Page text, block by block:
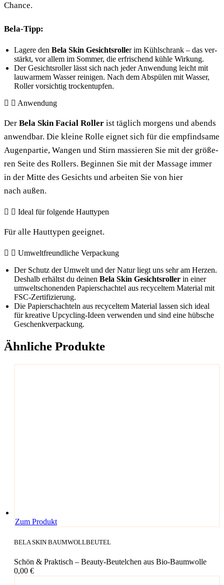
Chance.
Bela-Tipp:
Lage­re den Bela Skin Gesichts­rol­ler im Kühl­schrank – das ver­
stärkt, vor allem im Som­mer, die erfri­schend küh­le Wirkung.
Der Gesichts­rol­ler lässt sich nach jeder Anwen­dung leicht mit
lau­war­mem Was­ser rei­ni­gen. Nach dem Abspü­len mit Was­ser,
Rol­ler vor­sich­tig trockentupfen.
Anwen­dung
Der Bela Skin Facial Rol­ler ist täg­lich mor­gens und abends
anwend­bar. Die klei­ne Rol­le eig­net sich für die emp­find­sa­me
Augen­par­tie, Wan­gen und Stirn mas­sie­ren Sie mit der grö­ße­
ren Sei­te des Rol­lers. Begin­nen Sie mit der Mas­sa­ge immer
in der Mit­te des Gesichts und arbei­ten Sie von hier
nach außen.
Ide­al für fol­gen­de Hauttypen
Für alle Haut­ty­pen geeignet.
Umwelt­freund­li­che Verpackung
Der Schutz der Umwelt und der Natur liegt uns sehr am Her­zen.
Des­halb erhältst du dei­nen Bela Skin Gesichts­rol­ler in einer
umwelt­scho­nen­den Papier­schach­tel aus recy­cel­tem Mate­ri­al mit
FSC-Zertifizierung.
Die Papier­schach­teln aus recy­cel­tem Mate­ri­al las­sen sich ide­al
für krea­ti­ve Upcy­cling-Ideen ver­wen­den und sind eine hüb­sche
Geschenkverpackung.
Ähnliche Produkte
Zum Produkt
BELA SKIN BAUMWOLLBEUTEL
Schön & Praktisch – Beauty-Beutelchen aus Bio-Baumwolle
0,00 €